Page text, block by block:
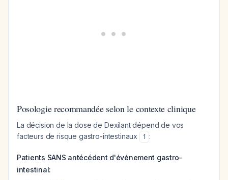
Posologie recommandée selon le contexte clinique
La décision de la dose de Dexilant dépend de vos
facteurs de risque gastro-intestinaux
1 :
Patients SANS antécédent d'événement gastro-
intestinal: